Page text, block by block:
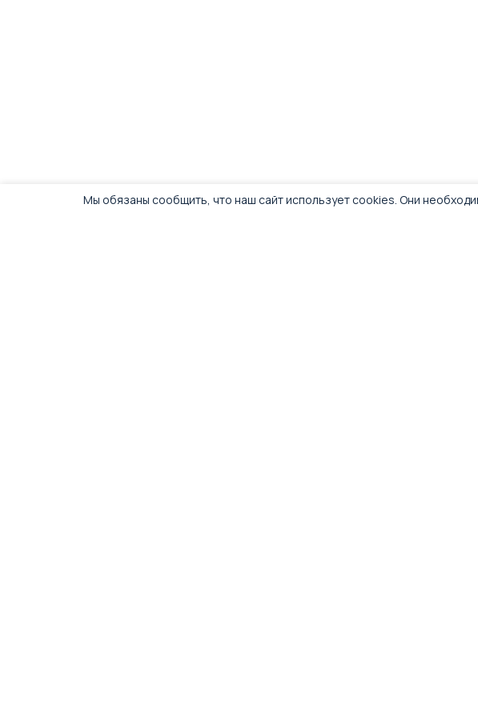
Мы обязаны сообщить, что наш сайт использует cookies. Они